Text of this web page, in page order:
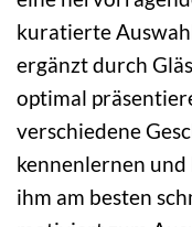
kuratierte
ergänzt durch
optimal
verschiedene
kennenlernen
ihm am besten